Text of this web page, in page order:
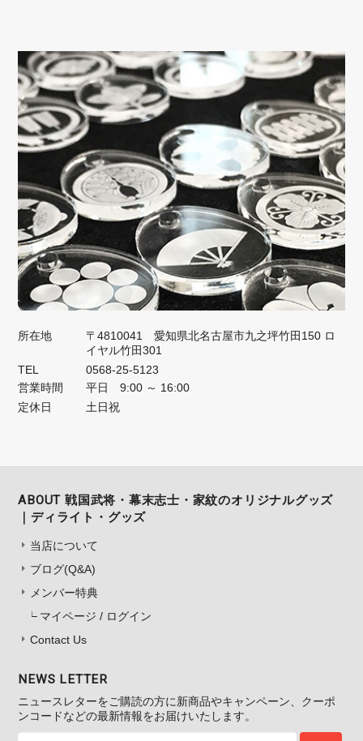
所在地
〒4810041 愛知県北名古屋市九之坪竹田150 ロ
イヤル竹田301
TEL
0568-25-5123
営業時間
平日 9:00 ～ 16:00
定休日
土日祝
ABOUT 戦国武将・幕末志士・家紋のオリジナルグッズ
｜ディライト・グッズ
当店について
ブログ(Q&A)
メンバー特典
マイページ / ログイン
Contact Us
NEWS LETTER
ニュースレターをご購読の方に新商品やキャンペーン、クーポ
ンコードなどの最新情報をお届けいたします。